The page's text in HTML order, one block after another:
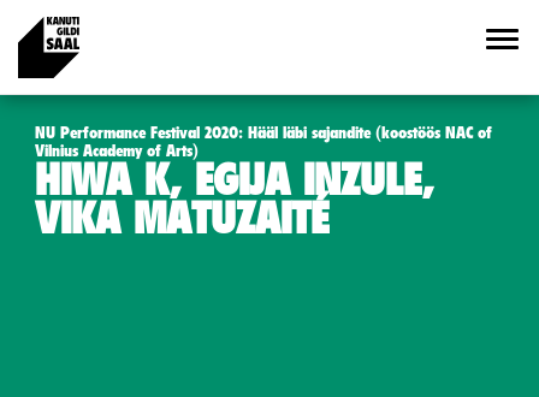
NU Performance Festival 2020: Hääl läbi sajandite (koostöös NAC of
Vilnius Academy of Arts)
HIWA K, EGIJA INZULE,
VIKA MATUZAITÉ